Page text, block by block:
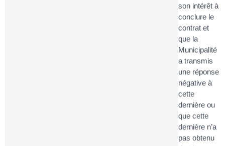
son intérêt à
conclure le
contrat et
que la
Municipalité
a transmis
une réponse
négative à
cette
dernière ou
que cette
dernière n’a
pas obtenu